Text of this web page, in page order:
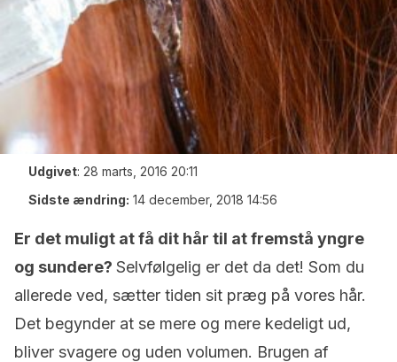
Udgivet: 28 marts, 2016 20:11
Sidste ændring: 14 december, 2018 14:56
Er det muligt at få dit hår til at fremstå yngre
og sundere? Selvfølgelig er det da det! Som du
allerede ved, sætter tiden sit præg på vores hår.
Det begynder at se mere og mere kedeligt ud,
bliver svagere og uden volumen. Brugen af